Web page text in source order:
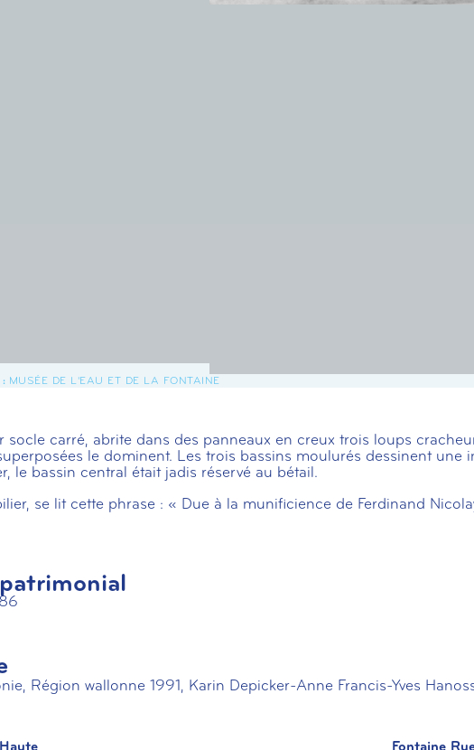
MUSÉE DE L'EAU ET DE LA FONTAINE
socle carré, abrite dans des panneaux en creux trois loups
le dominent. Les trois bassins moulurés dessinent une
le bassin central était jadis réservé au bétail.
se lit cette phrase : « Due à la munificience de Ferdinand
Région wallonne 1991, Karin Depicker-Anne Francis-Yves
Fontaine